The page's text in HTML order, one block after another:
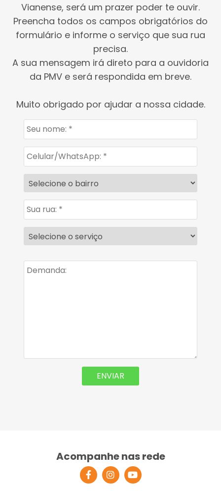
Vianense, será um prazer poder te ouvir.
Preencha todos os campos obrigatórios do
formulário e informe o serviço que sua rua
precisa.
A sua mensagem irá direto para a ouvidoria
da PMV e será respondida em breve.
Muito obrigado por ajudar a nossa cidade.
Acompanhe nas rede